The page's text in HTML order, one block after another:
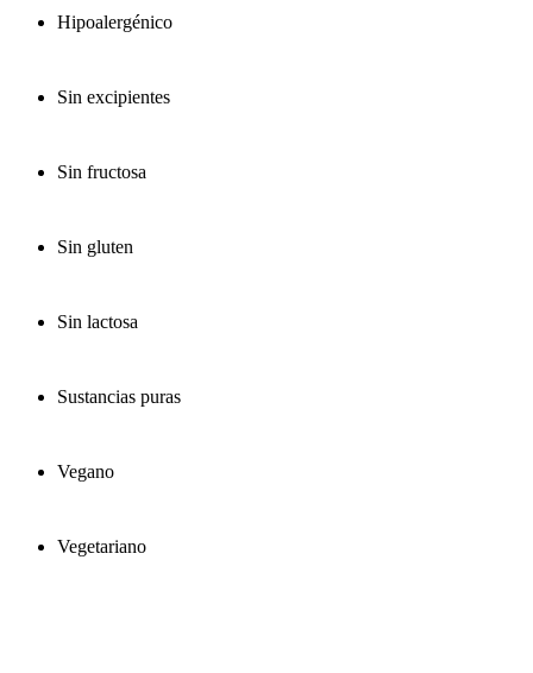
Hipoalergénico
Sin excipientes
Sin fructosa
Sin gluten
Sin lactosa
Sustancias puras
Vegano
Vegetariano